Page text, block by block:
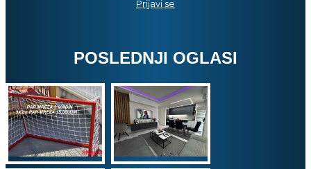
Prijavi se
POSLEDNJI OGLASI